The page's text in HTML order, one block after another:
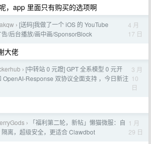
，app 里面只有购买的选项啊
› [送码]我做了一个 iOS 的 YouTube
/后台播放/画中画/SponsorBlock
4 月
17 日
大佬
› [中转站 0 元蹬] GPT 全系模型 0 元开
Response 双协议全面支持 ，今日新注
3 月
10
日
›
「福利第二轮，新帖」懒猫微服：自
离，超级安全，更适合 Clawdbot
1 月
29 日